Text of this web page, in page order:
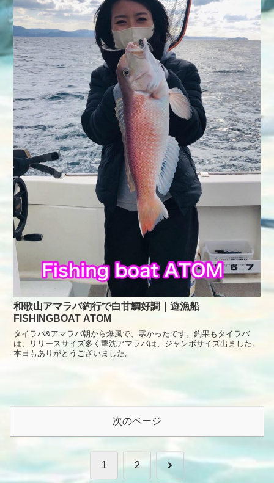
和歌山アマラバ釣行で白甘鯛好調｜遊漁船
FISHINGBOAT ATOM
タイラバ&アマラバ朝から爆風で、寒かったです。釣果もタイラバ
は、リリースサイズ多く撃沈アマラバは、ジャンボサイズ出ました。
本日もありがとうございました。
次のページ
1 2 次